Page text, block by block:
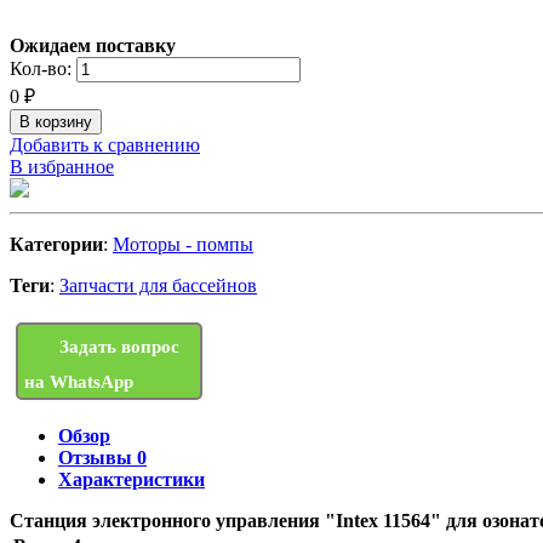
Ожидаем поставку
Кол-во:
0 ₽
Добавить к сравнению
В избранное
Категории: Моторы - помпы
Теги: Запчасти для бассейнов
Задать вопрос
на WhatsApp
Обзор
Отзывы 0
Характеристики
Станция электронного управления "Intex 11564" для